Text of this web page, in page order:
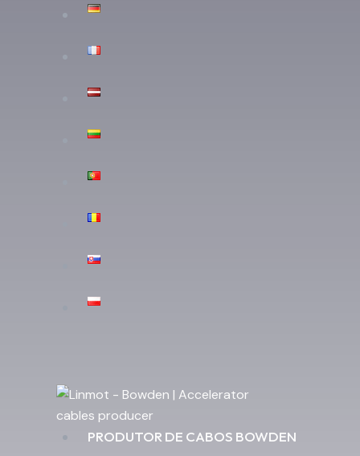
PRODUTOR DE CABOS BOWDEN